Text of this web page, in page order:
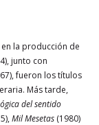
la producción de
junto con
fueron los títulos
Más tarde,
del sentido
Mil Mesetas (1980)